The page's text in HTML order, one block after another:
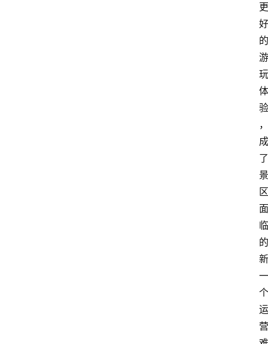
更
好
的
游
玩
体
验
，
成
了
景
区
面
临
的
新
一
个
运
营